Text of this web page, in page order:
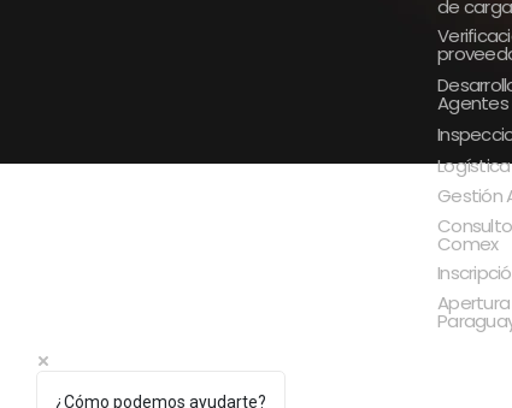
de
Gestión
Comex
¿Cómo podemos ayudarte?